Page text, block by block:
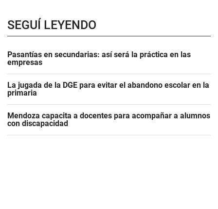
SEGUÍ LEYENDO
Pasantías en secundarias: así será la práctica en las
empresas
La jugada de la DGE para evitar el abandono escolar en la
primaria
Mendoza capacita a docentes para acompañar a alumnos
con discapacidad